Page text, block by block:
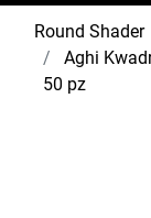
Round Shader
Aghi
50 pz